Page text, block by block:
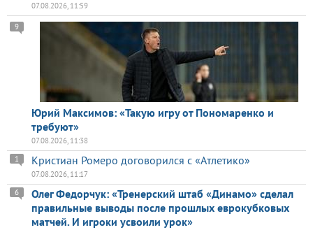
07.08.2026, 11:59
Юрий Максимов: «Такую игру от Пономаренко и
требуют»
9
07.08.2026, 11:38
Кристиан Ромеро договорился с «Атлетико»
1
07.08.2026, 11:17
Олег Федорчук: «Тренерский штаб «Динамо» сделал
правильные выводы после прошлых еврокубковых
матчей. И игроки усвоили урок»
6